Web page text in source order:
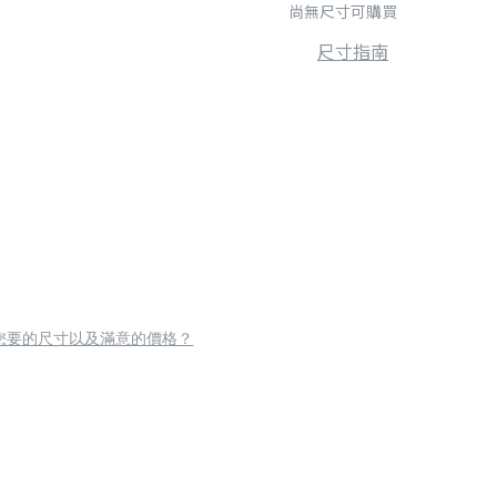
尚無尺寸可購買
尺寸指南
要的尺寸以及滿意的價格？